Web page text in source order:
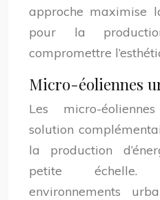
approche maximise
pour la
compromettre
Micro-éoliennes
Les micro-
solution
la production
petite échelle.
environnements